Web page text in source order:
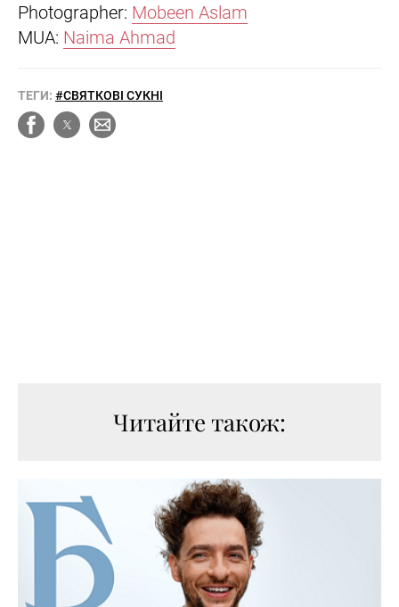
Photographer: Mobeen Aslam
MUA: Naima Ahmad
ТЕГИ: #СВЯТКОВІ СУКНІ
Читайте також: